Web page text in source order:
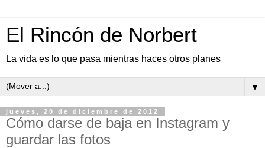
El Rincón de Norbert
La vida es lo que pasa mientras haces otros planes
▼
jueves, 20 de diciembre de 2012
Cómo darse de baja en Instagram y
guardar las fotos